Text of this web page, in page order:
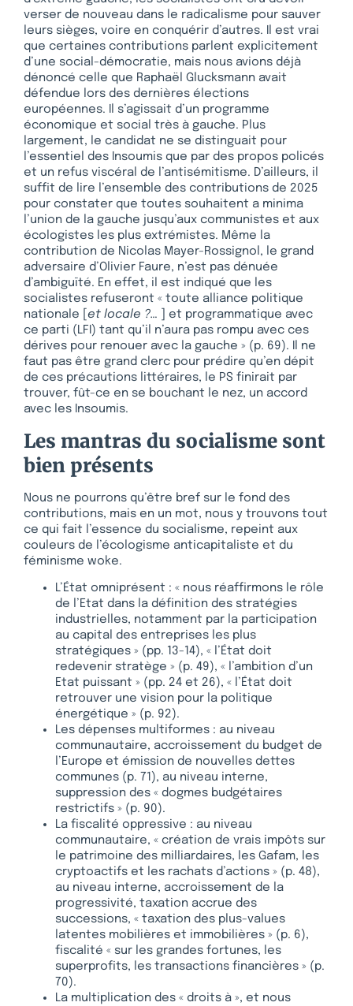
verser de nouveau dans le radicalisme pour sauver
leurs sièges, voire en conquérir d’autres. Il est vrai
que certaines contributions parlent explicitement
d’une social-démocratie, mais nous avions déjà
dénoncé celle que Raphaël Glucksmann avait
défendue lors des dernières élections
européennes. Il s’agissait d’un programme
économique et social très à gauche. Plus
largement, le candidat ne se distinguait pour
l’essentiel des Insoumis que par des propos policés
et un refus viscéral de l’antisémitisme. D’ailleurs, il
suffit de lire l’ensemble des contributions de 2025
pour constater que toutes souhaitent a minima
l’union de la gauche jusqu’aux communistes et aux
écologistes les plus extrémistes. Même la
contribution de Nicolas Mayer-Rossignol, le grand
adversaire d’Olivier Faure, n’est pas dénuée
d’ambiguïté. En effet, il est indiqué que les
socialistes refuseront « toute alliance politique
nationale [ et locale ?… ] et programmatique avec
ce parti (LFI) tant qu’il n’aura pas rompu avec ces
dérives pour renouer avec la gauche » (p. 69). Il ne
faut pas être grand clerc pour prédire qu’en dépit
de ces précautions littéraires, le PS finirait par
trouver, fût-ce en se bouchant le nez, un accord
avec les Insoumis.
Les mantras du socialisme sont
bien présents
Nous ne pourrons qu’être bref sur le fond des
contributions, mais en un mot, nous y trouvons tout
ce qui fait l’essence du socialisme, repeint aux
couleurs de l’écologisme anticapitaliste et du
féminisme woke.
L’État omniprésent : « nous réaffirmons le rôle
de l’Etat dans la définition des stratégies
industrielles, notamment par la participation
au capital des entreprises les plus
stratégiques » (pp. 13-14), « l’État doit
redevenir stratège » (p. 49), « l’ambition d’un
Etat puissant » (pp. 24 et 26), « l’État doit
retrouver une vision pour la politique
énergétique » (p. 92).
Les dépenses multiformes : au niveau
communautaire, accroissement du budget de
l’Europe et émission de nouvelles dettes
communes (p. 71), au niveau interne,
suppression des « dogmes budgétaires
restrictifs » (p. 90).
La fiscalité oppressive : au niveau
communautaire, « création de vrais impôts sur
le patrimoine des milliardaires, les Gafam, les
cryptoactifs et les rachats d’actions » (p. 48),
au niveau interne, accroissement de la
progressivité, taxation accrue des
successions, « taxation des plus-values
latentes mobilières et immobilières » (p. 6),
fiscalité « sur les grandes fortunes, les
superprofits, les transactions financières » (p.
70).
La multiplication des « droits à », et nous